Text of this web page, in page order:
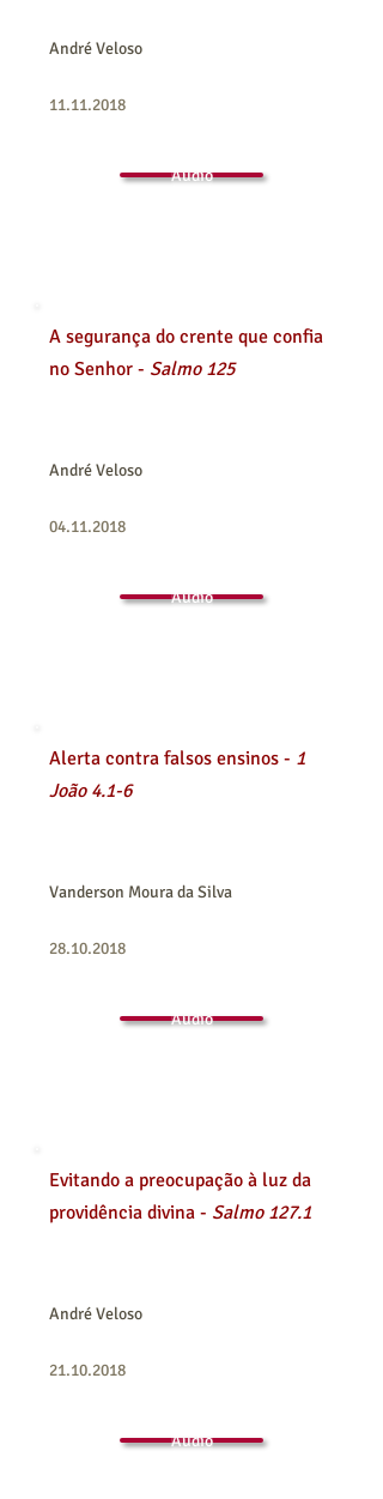
André Veloso
11.11.2018
Áudio
A segurança do crente que confia
no Senhor - Salmo 125
André Veloso
04.11.2018
Áudio
Alerta contra falsos ensinos - 1
João 4.1-6
Vanderson Moura da Silva
28.10.2018
Áudio
Evitando a preocupação à luz da
providência divina - Salmo 127.1
André Veloso
21.10.2018
Áudio